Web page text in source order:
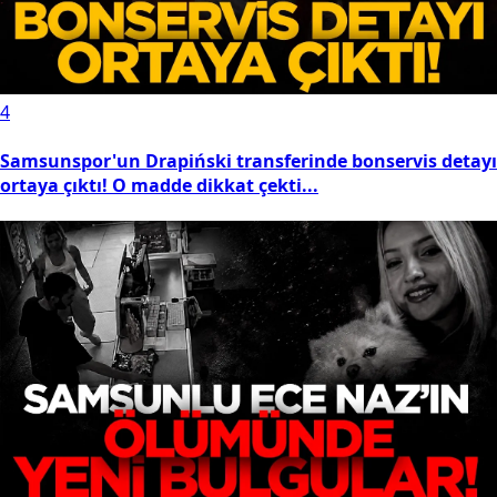
05.06.2026 12:53
Gazete'de 4 Haziran 2026 tarihli
yönetmelikler ve tebliğler
Resmi Gazete'de bugün neler
İşte 4 Haziran 2026 tarihli ve 33270
Resmi Gazete ayrıntıları.